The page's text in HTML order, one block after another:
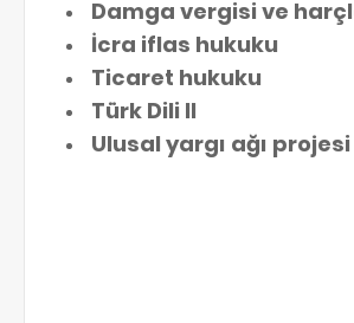
Damga vergisi ve
İcra iflas hukuku
Ticaret hukuku
Türk Dili II
Ulusal yargı ağı projesi